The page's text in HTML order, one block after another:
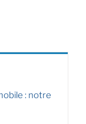
: notre